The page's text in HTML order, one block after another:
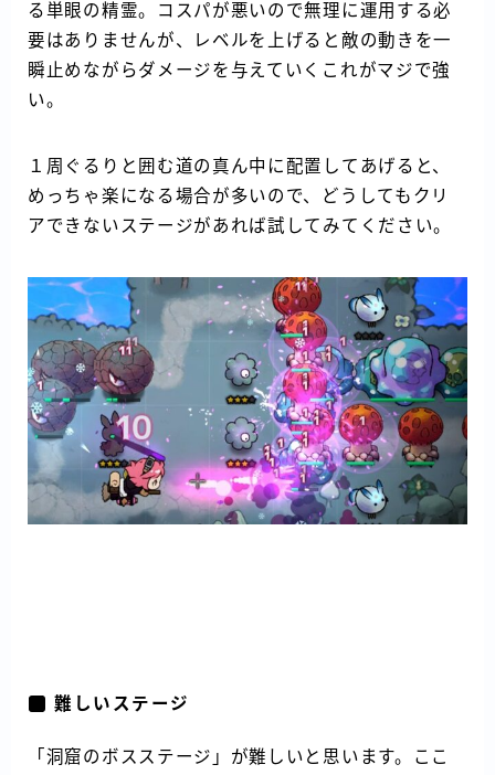
る単眼の精霊。コスパが悪いので無理に運用する必
要はありませんが、レベルを上げると敵の動きを一
瞬止めながらダメージを与えていくこれがマジで強
い。
１周ぐるりと囲む道の真ん中に配置してあげると、
めっちゃ楽になる場合が多いので、どうしてもクリ
アできないステージがあれば試してみてください。
難しいステージ
「洞窟のボスステージ」が難しいと思います。ここ